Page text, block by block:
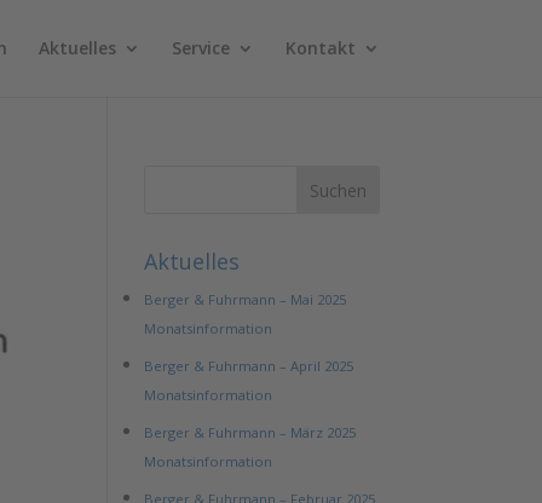
Aktuelles Service Kontakt
Aktuelles
Berger & Fuhrmann – Mai 2025
Monatsinformation
Berger & Fuhrmann – April 2025
Monatsinformation
Berger & Fuhrmann – März 2025
Monatsinformation
Berger & Fuhrmann – Februar 2025